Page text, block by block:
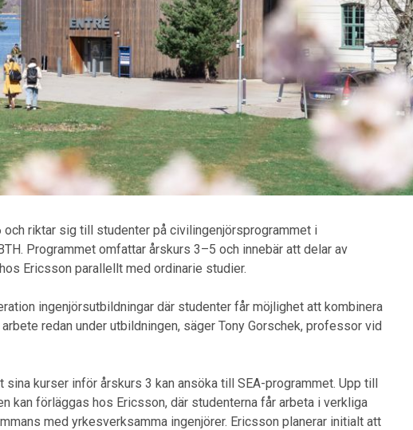
och riktar sig till studenter på civilingenjörsprogrammet i
Programmet omfattar årskurs 3–5 och innebär att delar av
Ericsson parallellt med ordinarie studier.
ingenjörsutbildningar där studenter får möjlighet att kombinera
redan under utbildningen, säger Tony Gorschek, professor vid
sina kurser inför årskurs 3 kan ansöka till SEA-programmet. Upp till
kan förläggas hos Ericsson, där studenterna får arbeta i verkliga
med yrkesverksamma ingenjörer. Ericsson planerar initialt att